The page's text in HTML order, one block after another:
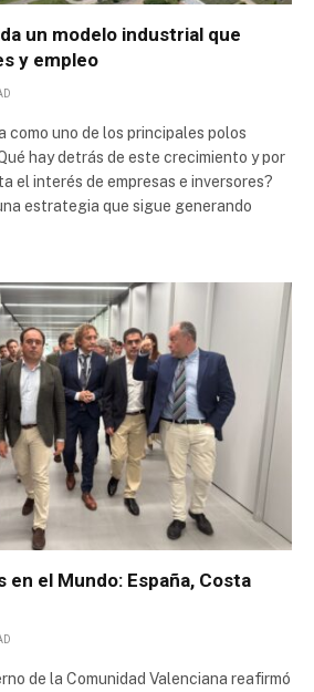
un modelo industrial que
y empleo
como uno de los principales polos
hay detrás de este crecimiento y por
el interés de empresas e inversores?
estrategia que sigue generando
en el Mundo: España, Costa
de la Comunidad Valenciana reafirmó